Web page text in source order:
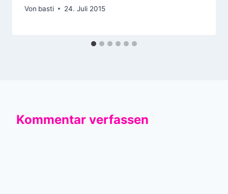
Von basti 24. Juli 2015
Kommentar verfassen